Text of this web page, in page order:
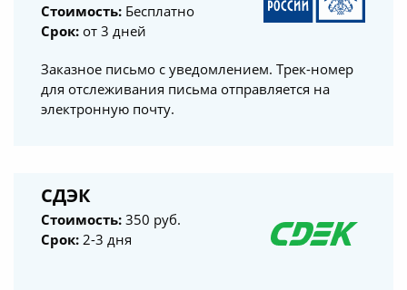
Стоимость: Бесплатно
Срок: от 3 дней
Заказное письмо с уведомлением. Трек-номер
для отслеживания письма отправляется на
электронную почту.
СДЭК
Стоимость: 350 руб.
Срок: 2-3 дня